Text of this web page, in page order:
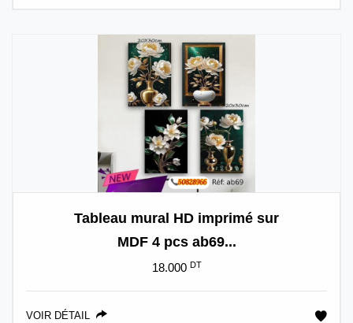
Tableau mural HD imprimé sur
MDF 4 pcs ab69...
18.000 DT
VOIR DÉTAIL